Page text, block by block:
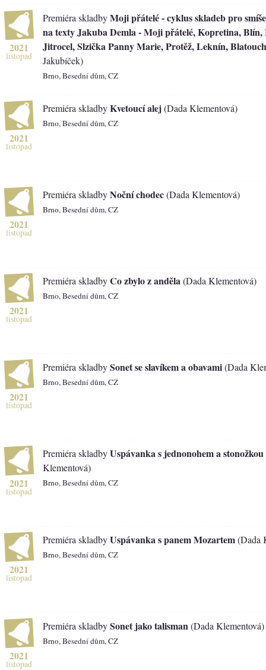
2021
listopad
Premiéra skladbyMoji přátelé - cyklus skladeb pro
na texty Jakuba Demla - Moji přátelé, Kopretina, Blín,
Jitrocel, Slzička Panny Marie, Protěž, Leknín, Blatouch
Jakubíček)
Brno, Besední dům, CZ
2021
listopad
Premiéra skladbyKvetoucí alej(Dada Klementová)
Brno, Besední dům, CZ
2021
listopad
Premiéra skladbyNoční chodec(Dada Klementová)
Brno, Besední dům, CZ
2021
listopad
Premiéra skladbyCo zbylo z anděla (Dada Klementová)
Brno, Besední dům, CZ
2021
listopad
Premiéra skladbySonet se slavíkem a obavami(Dada
Brno, Besední dům, CZ
2021
listopad
Premiéra skladbyUspávanka s jednonohem a stonožkou
Klementová)
Brno, Besední dům, CZ
2021
listopad
Premiéra skladbyUspávanka s panem Mozartem(Dada
Brno, Besední dům, CZ
2021
listopad
Premiéra skladbySonet jako talisman (Dada Klementová)
Brno, Besední dům, CZ